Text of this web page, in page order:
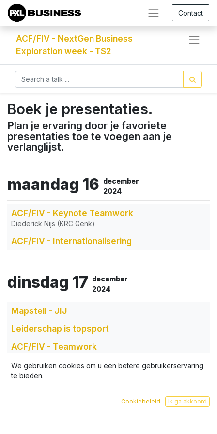
Contact
ACF/FIV - NextGen Business
Exploration week - TS2
Boek je presentaties.
Plan je ervaring door je favoriete
presentaties toe te voegen aan je
verlanglijst.
maandag 16 december
2024
ACF/FIV - Keynote Teamwork
Diederick Nijs (KRC Genk)
ACF/FIV - Internationalisering
dinsdag 17 december
2024
Mapstell - JIJ
Leiderschap is topsport
ACF/FIV - Teamwork
Leiderschap is topsport
We gebruiken cookies om u een betere gebruikerservaring
te bieden.
Cookiebeleid Ik ga akkoord